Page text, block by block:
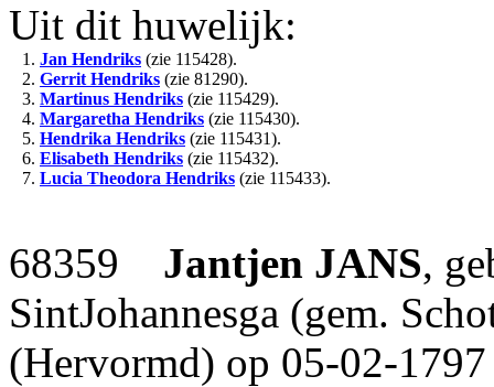
Uit dit huwelijk:
1. Jan Hendriks (zie 115428).
2. Gerrit Hendriks (zie 81290).
3. Martinus Hendriks (zie 115429).
4. Margaretha Hendriks (zie 115430).
5. Hendrika Hendriks (zie 115431).
6. Elisabeth Hendriks (zie 115432).
7. Lucia Theodora Hendriks (zie 115433).
68359 Jantjen JANS,
SintJohannesga (gem.
(Hervormd) op 05-02-1797